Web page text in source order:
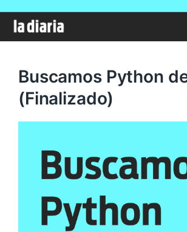
Buscamos Python
(Finalizado)